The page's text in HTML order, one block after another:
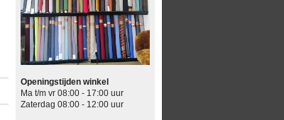
Openingstijden winkel
Ma t/m vr 08:00 - 17:00 uur
Zaterdag 08:00 - 12:00 uur